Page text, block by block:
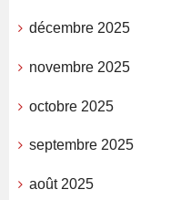
décembre 2025
novembre 2025
octobre 2025
septembre 2025
août 2025